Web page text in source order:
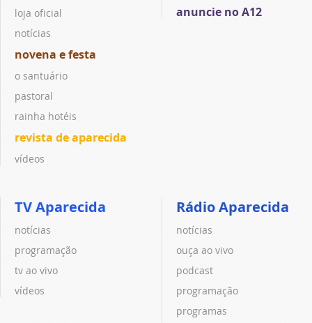
loja oficial
notícias
novena e festa
o santuário
pastoral
rainha hotéis
revista de aparecida
vídeos
anuncie no A12
TV Aparecida
notícias
programação
tv ao vivo
vídeos
Rádio Aparecida
notícias
ouça ao vivo
podcast
programação
programas